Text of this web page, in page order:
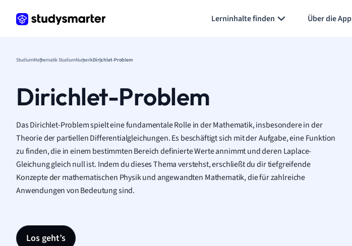
Lerninhalte finden Über die App
StudiumMathematik StudiumNumerikDirichlet-Problem
Dirichlet-Problem
Das Dirichlet-Problem spielt eine fundamentale Rolle in der Mathematik, insbesondere in der
Theorie der partiellen Differentialgleichungen. Es beschäftigt sich mit der Aufgabe, eine Funktion
zu finden, die in einem bestimmten Bereich definierte Werte annimmt und deren Laplace-
Gleichung gleich null ist. Indem du dieses Thema verstehst, erschließt du dir tiefgreifende
Konzepte der mathematischen Physik und angewandten Mathematik, die für zahlreiche
Anwendungen von Bedeutung sind.
Los geht’s